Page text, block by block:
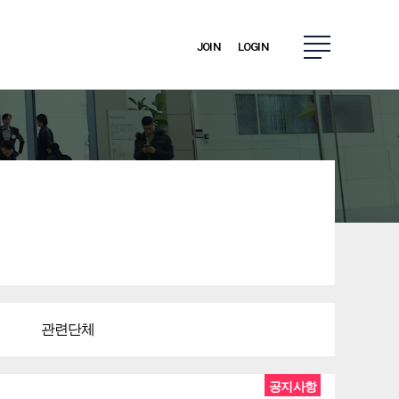
LOGIN
JOIN
관련단체
공지사항